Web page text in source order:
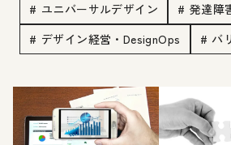
# ユニバーサルデザイン
# 発達障
# デザイン経営・DesignOps
# バ